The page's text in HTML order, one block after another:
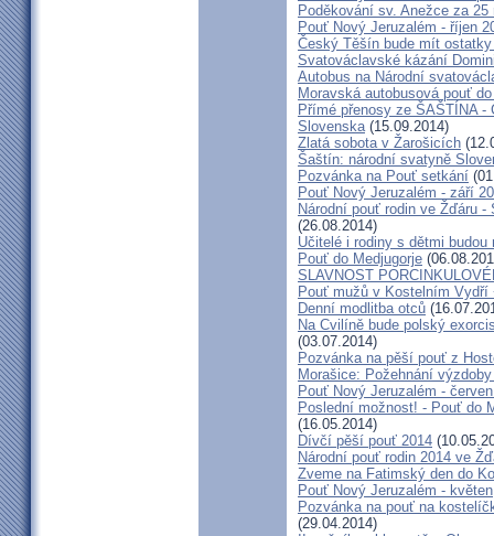
Poděkování sv. Anežce za 25
Pouť Nový Jeruzalém - říjen
Český Těšín bude mít
Svatováclavské kázání
Autobus na Národní
Moravská autobusová pouť
Přímé přenosy ze ŠAŠTÍNA -
Slovenska(15.09.2014)
Zlatá sobota v Žarošicích
Šaštín: národní svatyně
Pozvánka na Pouť setkání
Pouť Nový Jeruzalém - září
Národní pouť rodin ve Žďáru
(26.08.2014)
Učitelé i rodiny s dětmi
Pouť do Medjugorje
SLAVNOST
Pouť mužů v Kostelním Vydří
Denní modlitba otců
Na Cvilíně bude polský
(03.07.2014)
Pozvánka na pěší pouť z
Morašice: Požehnání
Pouť Nový Jeruzalém -
Poslední možnost! - Pouť do
(16.05.2014)
Dívčí pěší pouť 2014
Národní pouť rodin 2014 ve
Zveme na Fatimský den do
Pouť Nový Jeruzalém - květen
Pozvánka na pouť na
(29.04.2014)